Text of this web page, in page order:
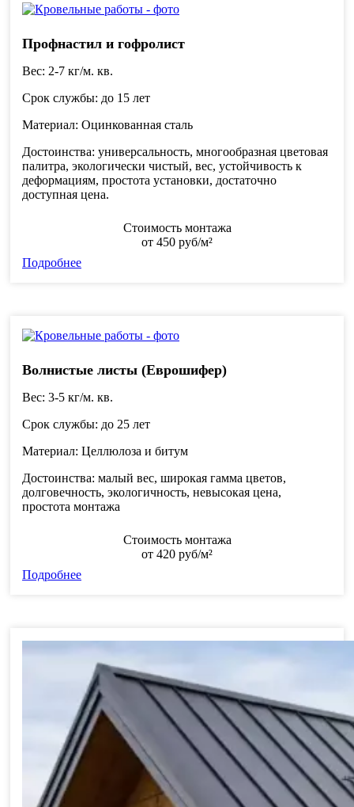
Профнастил и гофролист
Вес: 2-7 кг/м. кв.
Срок службы: до 15 лет
Материал: Оцинкованная сталь
Достоинства: универсальность, многообразная цветовая
палитра, экологически чистый, вес, устойчивость к
деформациям, простота установки, достаточно
доступная цена.
Стоимость монтажа
от 450 руб/м²
Подробнее
Волнистые листы (Еврошифер)
Вес: 3-5 кг/м. кв.
Срок службы: до 25 лет
Материал: Целлюлоза и битум
Достоинства: малый вес, широкая гамма цветов,
долговечность, экологичность, невысокая цена,
простота монтажа
Стоимость монтажа
от 420 руб/м²
Подробнее